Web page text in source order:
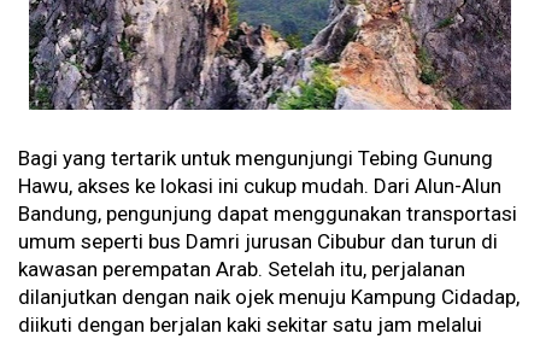
Bagi yang tertarik untuk mengunjungi Tebing Gunung
Hawu, akses ke lokasi ini cukup mudah. Dari Alun-Alun
Bandung, pengunjung dapat menggunakan transportasi
umum seperti bus Damri jurusan Cibubur dan turun di
kawasan perempatan Arab. Setelah itu, perjalanan
dilanjutkan dengan naik ojek menuju Kampung Cidadap,
diikuti dengan berjalan kaki sekitar satu jam melalui